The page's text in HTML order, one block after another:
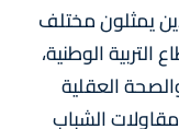
يمثلون مختلف
الوطنية،
العقلية
الشباب